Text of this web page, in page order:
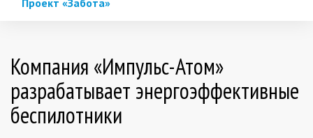
Компания «Импульс-Атом»
разрабатывает энергоэффективные
беспилотники